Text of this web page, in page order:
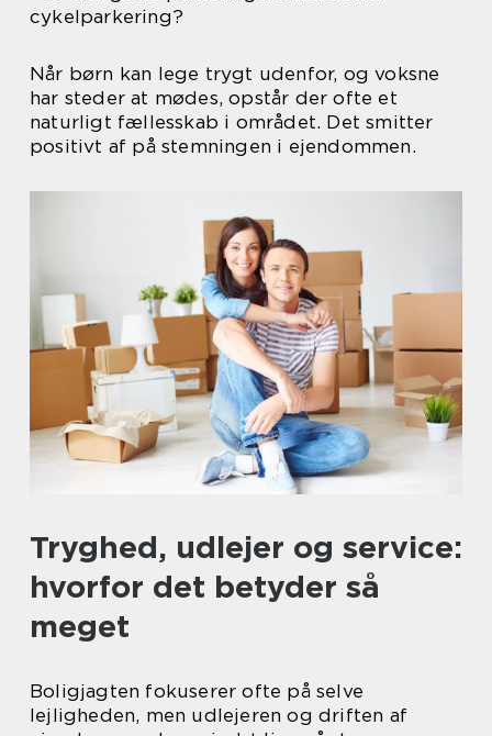
cykelparkering?
Når børn kan lege trygt udenfor, og voksne
har steder at mødes, opstår der ofte et
naturligt fællesskab i området. Det smitter
positivt af på stemningen i ejendommen.
Tryghed, udlejer og service:
hvorfor det betyder så
meget
Boligjagten fokuserer ofte på selve
lejligheden, men udlejeren og driften af